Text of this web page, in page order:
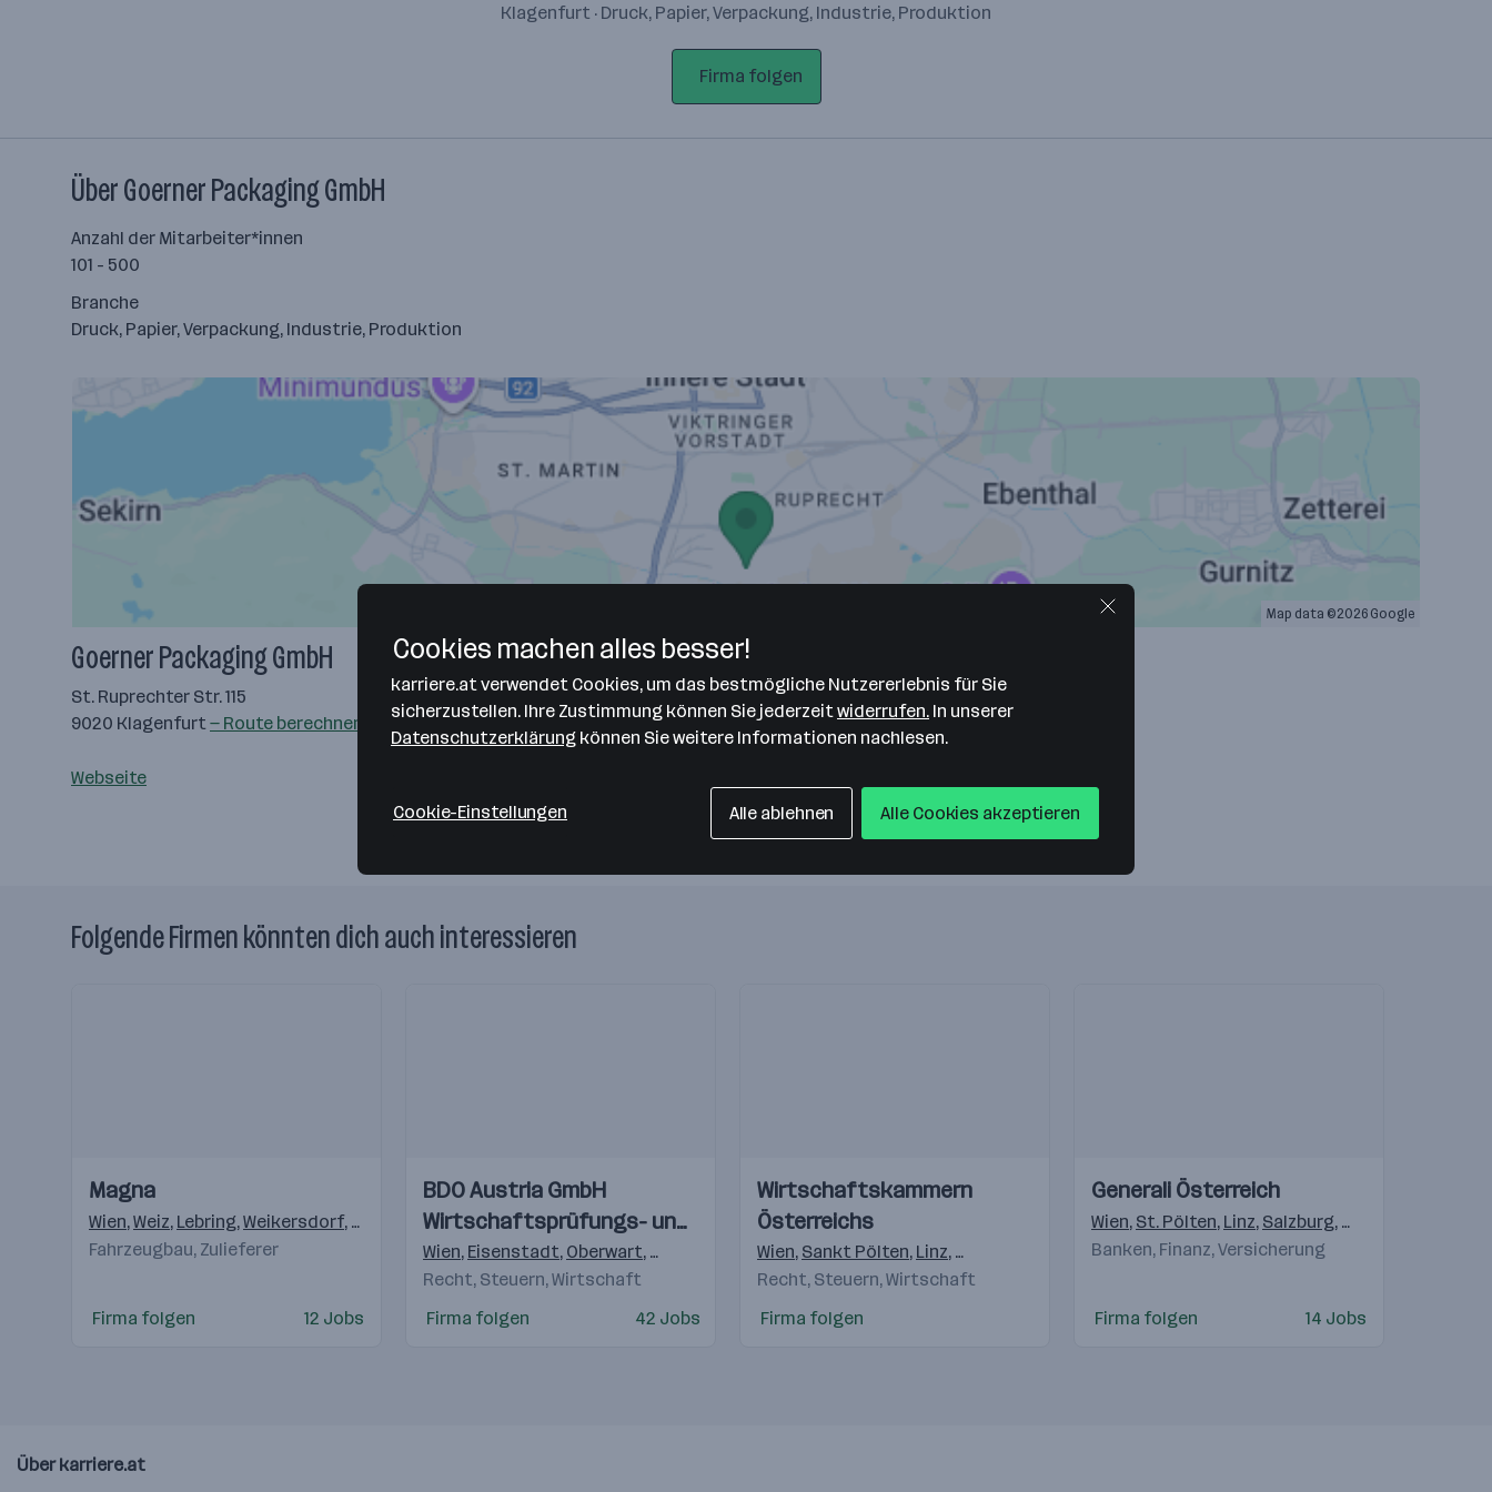
Klagenfurt · Druck, Papier, Verpackung, Industrie, Produktion
Firma folgen
Über Goerner Packaging GmbH
Anzahl der Mitarbeiter*innen
101 - 500
Branche
Druck, Papier, Verpackung, Industrie, Produktion
Map data ©2026 Google
Goerner Packaging GmbH
St. Ruprechter Str. 115
9020 Klagenfurt— Route berechnen
Webseite
Folgende Firmen könnten dich auch interessieren
Videos
Einblicke
Einblicke
Magna
Wien,Weiz, Lebring,Weikersdorf, Krottendorf (Weiz),Klagenfurt,Sinabelkirchen St. Valentin,Lannach Alberdorf,Ilz,Graz ,Albersdorf, Weikersdorf am Steinfelde
Fahrzeugbau, Zulieferer
Firma folgen 12 Jobs
Videos
Einblicke
Einblicke
BDO Austria GmbH
Wirtschaftsprüfungs- und
Steuerberatungsgesellschaft
Wien, Eisenstadt, Oberwart, Klagenfurt Wolfsberg,Bruck an der Leitha Salzburg,Graz ,Judenburg,Innsbruck
Recht, Steuern, Wirtschaft
Firma folgen
42 Jobs
Videos
Einblicke
Einblicke
Wirtschaftskammern
Österreichs
Wien, Sankt Pölten, Linz, Salzburg Innsbruck,Feldkirch,Klagenfurt,Graz
Recht, Steuern, Wirtschaft
Firma folgen
Videos
Einblicke
Einblicke
Generali Österreich
Wien, St. Pölten, Linz, Salzburg, Innsbruck
Banken, Finanz, Versicherung
Firma folgen 14 Jobs
Über karriere.at
Cookies machen alles besser!
karriere.at verwendet Cookies, um das bestmögliche Nutzererlebnis für Sie
sicherzustellen. Ihre Zustimmung können Sie jederzeit widerrufen. In unserer
Datenschutzerklärung können Sie weitere Informationen nachlesen.
Cookie-Einstellungen Alle ablehnen Alle Cookies akzeptieren